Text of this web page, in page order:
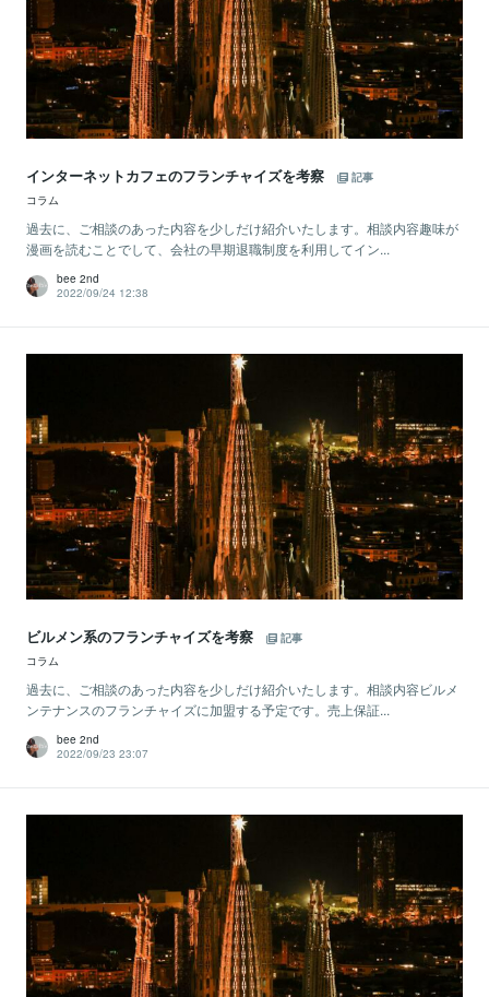
インターネットカフェのフランチャイズを考察
記事
コラム
過去に、ご相談のあった内容を少しだけ紹介いたします。相談内容趣味が
漫画を読むことでして、会社の早期退職制度を利用してイン...
bee 2nd
2022/09/24 12:38
ビルメン系のフランチャイズを考察
記事
コラム
過去に、ご相談のあった内容を少しだけ紹介いたします。相談内容ビルメ
ンテナンスのフランチャイズに加盟する予定です。売上保証...
bee 2nd
2022/09/23 23:07